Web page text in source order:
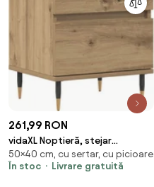
261,99 RON
vidaXL Noptieră, stejar
artizanal, 40x35x50 cm, lemn
prelucrat
50×40 cm, cu sertar, cu picioare
În stoc
Livrare gratuită